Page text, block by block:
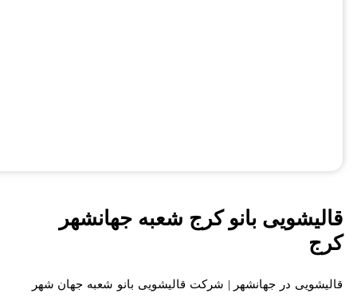
قالیشویی بانو کرج شعبه جهانشهر
کرج
قالیشویی در جهانشهر | شرکت قالیشویی بانو شعبه جهان شهر